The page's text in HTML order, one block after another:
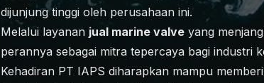
dijunjung tinggi oleh perusahaan ini.
Melalui layanan jual marine valve yang
perannya sebagai mitra tepercaya bagi industri
Kehadiran PT IAPS diharapkan mampu